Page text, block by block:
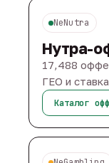
NeNutra
Нутра-
17,488
ГЕО и
Каталог